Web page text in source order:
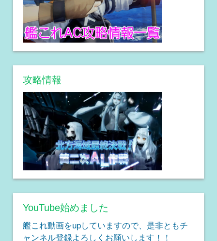
攻略情報
YouTube始めました
艦これ動画をupしていますので、是非ともチ
ャンネル登録よろしくお願いします！！